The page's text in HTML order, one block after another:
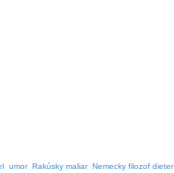
umor Rakúsky maliar Nemecky filozof dieter